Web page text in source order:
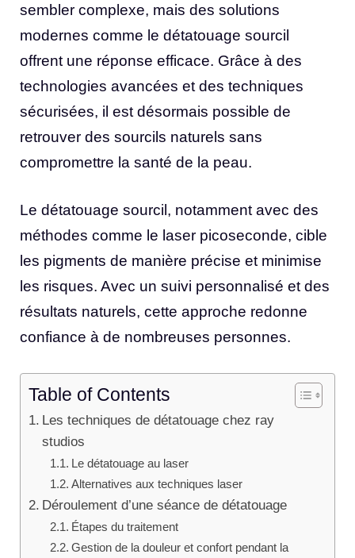
sembler complexe, mais des solutions
modernes comme le détatouage sourcil
offrent une réponse efficace. Grâce à des
technologies avancées et des techniques
sécurisées, il est désormais possible de
retrouver des sourcils naturels sans
compromettre la santé de la peau.
Le détatouage sourcil, notamment avec des
méthodes comme le laser picoseconde, cible
les pigments de manière précise et minimise
les risques. Avec un suivi personnalisé et des
résultats naturels, cette approche redonne
confiance à de nombreuses personnes.
Table of Contents
Les techniques de détatouage chez ray
studios
Le détatouage au laser
Alternatives aux techniques laser
Déroulement d’une séance de détatouage
Étapes du traitement
Gestion de la douleur et confort pendant la